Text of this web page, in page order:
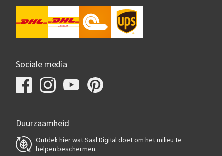
Sociale media
Duurzaamheid
Ontdek hier wat Saal Digital doet om het milieu te
helpen beschermen.